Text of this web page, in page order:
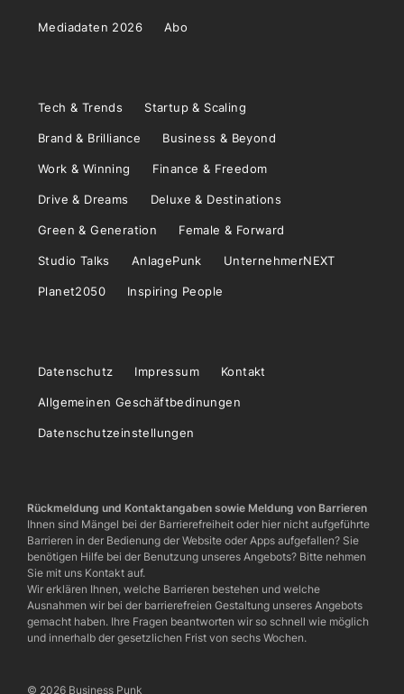
Mediadaten 2026 Abo
Tech & Trends Startup & Scaling
Brand & Brilliance Business & Beyond
Work & Winning Finance & Freedom
Drive & Dreams Deluxe & Destinations
Green & Generation Female & Forward
Studio Talks AnlagePunk UnternehmerNEXT
Planet2050 Inspiring People
Datenschutz Impressum Kontakt
Allgemeinen Geschäftbedinungen
Datenschutzeinstellungen
Rückmeldung und Kontaktangaben sowie Meldung von Barrieren
Ihnen sind Mängel bei der Barrierefreiheit oder hier nicht aufgeführte
Barrieren in der Bedienung der Website oder Apps aufgefallen? Sie
benötigen Hilfe bei der Benutzung unseres Angebots? Bitte nehmen
Sie mit uns Kontakt auf.
Wir erklären Ihnen, welche Barrieren bestehen und welche
Ausnahmen wir bei der barrierefreien Gestaltung unseres Angebots
gemacht haben. Ihre Fragen beantworten wir so schnell wie möglich
und innerhalb der gesetzlichen Frist von sechs Wochen.
© 2026 Business Punk